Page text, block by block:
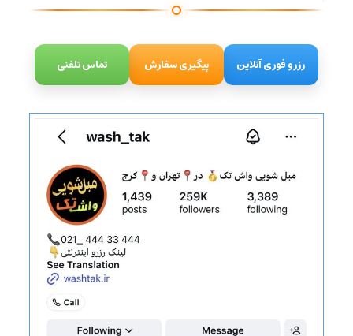
رزرو فوری آنلاین پیگیری سفارش تماس تلفنی